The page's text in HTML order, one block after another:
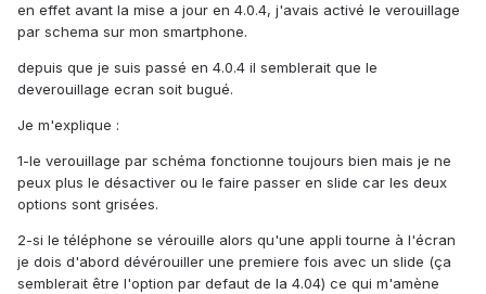
en effet avant la mise a jour en 4.0.4, j'avais activé le verouillage
par schema sur mon smartphone.
depuis que je suis passé en 4.0.4 il semblerait que le
deverouillage ecran soit bugué.
Je m'explique :
1-le verouillage par schéma fonctionne toujours bien mais je ne
peux plus le désactiver ou le faire passer en slide car les deux
options sont grisées.
2-si le téléphone se vérouille alors qu'une appli tourne à l'écran
je dois d'abord dévérouiller une premiere fois avec un slide (ça
semblerait être l'option par defaut de la 4.04) ce qui m'amène